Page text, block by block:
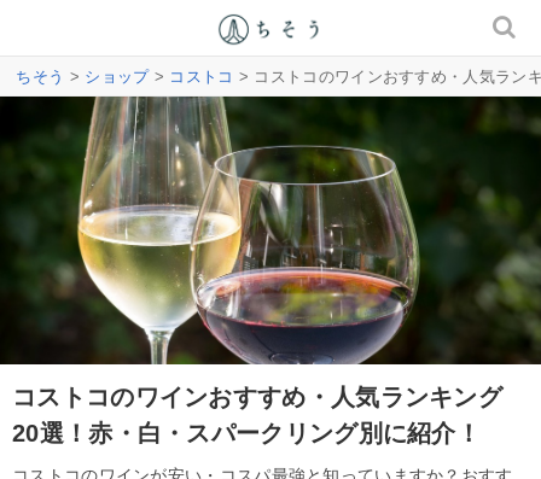
ちそう > ショップ> コストコ > コストコのワインおすすめ・人気ラン
コストコのワインおすすめ・人気ランキング
20選！赤・白・スパークリング別に紹介！
コストコのワインが安い・コスパ最強と知っていますか？おすす